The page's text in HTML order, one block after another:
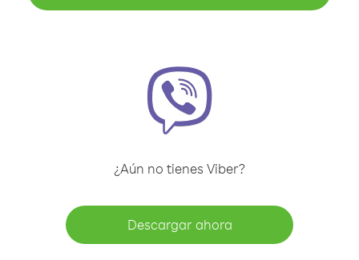
¿Aún no tienes Viber?
Descargar ahora